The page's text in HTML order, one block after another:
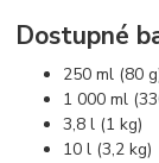
Dostupné
250 ml (80
1 000 ml
3,8 l (1 kg)
10 l (3,2 kg)